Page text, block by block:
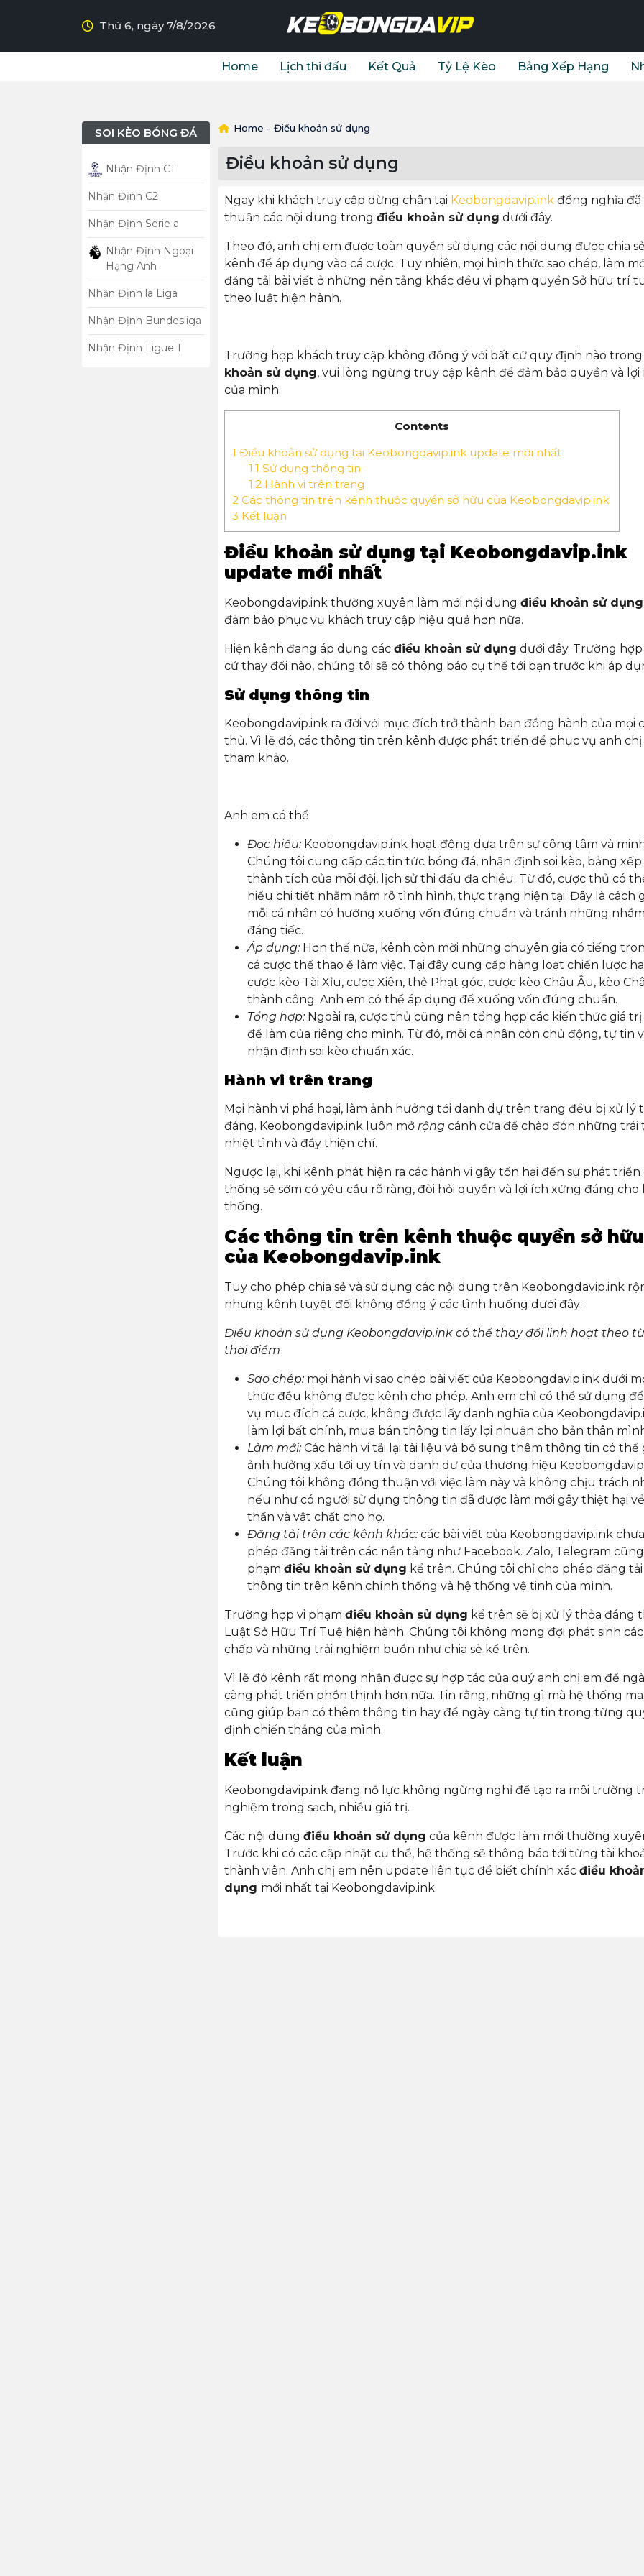
Thứ 6, ngày 7/8/2026
Home Lịch thi đấu Kết Quả Tỷ Lệ Kèo Bảng Xếp Hạng
SOI KÈO BÓNG ĐÁ
Nhận Định C1
Nhận Định C2
Nhận Định Serie a
Nhận Định Ngoại
Hạng Anh
Nhận Định la Liga
Nhận Định Bundesliga
Nhận Định Ligue 1
Home - Điều khoản sử dụng
Điều khoản sử dụng
Ngay khi khách truy cập dừng chân tại Keobongdavip.ink đồng nghĩa đã
thuận các nội dung trong điều khoản sử dụng dưới đây.
Theo đó, anh chị em được toàn quyền sử dụng các nội dung được chia
kênh để áp dụng vào cá cược. Tuy nhiên, mọi hình thức sao chép, làm
đăng tải bài viết ở những nền tảng khác đều vi phạm quyền Sở hữu trí
theo luật hiện hành.
Trường hợp khách truy cập không đồng ý với bất cứ quy định nào trong
khoản sử dụng, vui lòng ngừng truy cập kênh để đảm bảo quyền và lợi
của mình.
Contents
1 Điều khoản sử dụng tại Keobongdavip.ink update mới nhất
1.1 Sử dụng thông tin
1.2Hành vi trên trang
2 Các thông tin trên kênh thuộc quyền sở hữu của Keobongdavip.ink
3 Kết luận
Điều khoản sử dụng tại Keobongdavip.ink
update mới nhất
Keobongdavip.ink thường xuyên làm mới nội dung điều khoản sử dụng
đảm bảo phục vụ khách truy cập hiệu quả hơn nữa.
Hiện kênh đang áp dụng các điều khoản sử dụng dưới đây. Trường
cứ thay đổi nào, chúng tôi sẽ có thông báo cụ thể tới bạn trước khi áp
Sử dụng thông tin
Keobongdavip.ink ra đời với mục đích trở thành bạn đồng hành của mọi
thủ. Vì lẽ đó, các thông tin trên kênh được phát triển để phục vụ anh chị
tham khảo.
Anh em có thể:
Đọc hiểu: Keobongdavip.ink hoạt động dựa trên sự công tâm và
Chúng tôi cung cấp các tin tức bóng đá, nhận định soi kèo, bảng xếp
thành tích của mỗi đội, lịch sử thi đấu đa chiều. Từ đó, cược thủ có
hiểu chi tiết nhằm nắm rõ tình hình, thực trạng hiện tại. Đây là cách
mỗi cá nhân có hướng xuống vốn đúng chuẩn và tránh những
đáng tiếc.
Áp dụng: Hơn thế nữa, kênh còn mời những chuyên gia có tiếng
cá cược thể thao ề làm việc. Tại đây cung cấp hàng loạt chiến lược
cược kèo Tài Xỉu, cược Xiên, thẻ Phạt góc, cược kèo Châu Âu, kèo
thành công. Anh em có thể áp dụng để xuống vốn đúng chuẩn.
Tổng hợp: Ngoài ra, cược thủ cũng nên tổng hợp các kiến thức giá trị
để làm của riêng cho mình. Từ đó, mỗi cá nhân còn chủ động, tự tin
nhận định soi kèo chuẩn xác.
Hành vi trên trang
Mọi hành vi phá hoại, làm ảnh hưởng tới danh dự trên trang đều bị xử lý
đáng. Keobongdavip.ink luôn mở rộng cánh cửa để chào đón những trái
nhiệt tình và đầy thiện chí.
Ngược lại, khi kênh phát hiện ra các hành vi gây tổn hại đến sự phát triển
thống sẽ sớm có yêu cầu rõ ràng, đòi hỏi quyền và lợi ích xứng đáng cho
thống.
Các thông tin trên kênh thuộc quyền sở hữu
của Keobongdavip.ink
Tuy cho phép chia sẻ và sử dụng các nội dung trên Keobongdavip.ink
nhưng kênh tuyệt đối không đồng ý các tình huống dưới đây:
Điều khoản sử dụng Keobongdavip.ink có thể thay đổi linh hoạt theo
thời điểm
Sao chép: mọi hành vi sao chép bài viết của Keobongdavip.ink dưới
thức đều không được kênh cho phép. Anh em chỉ có thể sử dụng
vụ mục đích cá cược, không được lấy danh nghĩa của
làm lợi bất chính, mua bán thông tin lấy lợi nhuận cho bản thân
Làm mới: Các hành vi tải lại tài liệu và bổ sung thêm thông tin có thể
ảnh hưởng xấu tới uy tín và danh dự của thương hiệu
Chúng tôi không đồng thuận với việc làm này và không chịu trách
nếu như có người sử dụng thông tin đã được làm mới gây thiệt hại
thần và vật chất cho họ.
Đăng tải trên các kênh khác: các bài viết của Keobongdavip.ink
phép đăng tải trên các nền tảng như Facebook. Zalo, Telegram
phạm điều khoản sử dụng kể trên. Chúng tôi chỉ cho phép đăng tải
thông tin trên kênh chính thống và hệ thống vệ tinh của mình.
Trường hợp vi phạm điều khoản sử dụng kể trên sẽ bị xử lý thỏa đáng
Luật Sở Hữu Trí Tuệ hiện hành. Chúng tôi không mong đợi phát sinh
chấp và những trải nghiệm buồn như chia sẻ kể trên.
Vì lẽ đó kênh rất mong nhận được sự hợp tác của quý anh chị em để
càng phát triển phồn thịnh hơn nữa. Tin rằng, những gì mà hệ thống
cũng giúp bạn có thêm thông tin hay để ngày càng tự tin trong từng
định chiến thắng của mình.
Kết luận
Keobongdavip.ink đang nỗ lực không ngừng nghỉ để tạo ra môi trường
nghiệm trong sạch, nhiều giá trị.
Các nội dung điều khoản sử dụng của kênh được làm mới thường
Trước khi có các cập nhật cụ thể, hệ thống sẽ thông báo tới từng tài
thành viên. Anh chị em nên update liên tục để biết chính xác điều
dụng mới nhất tại Keobongdavip.ink.